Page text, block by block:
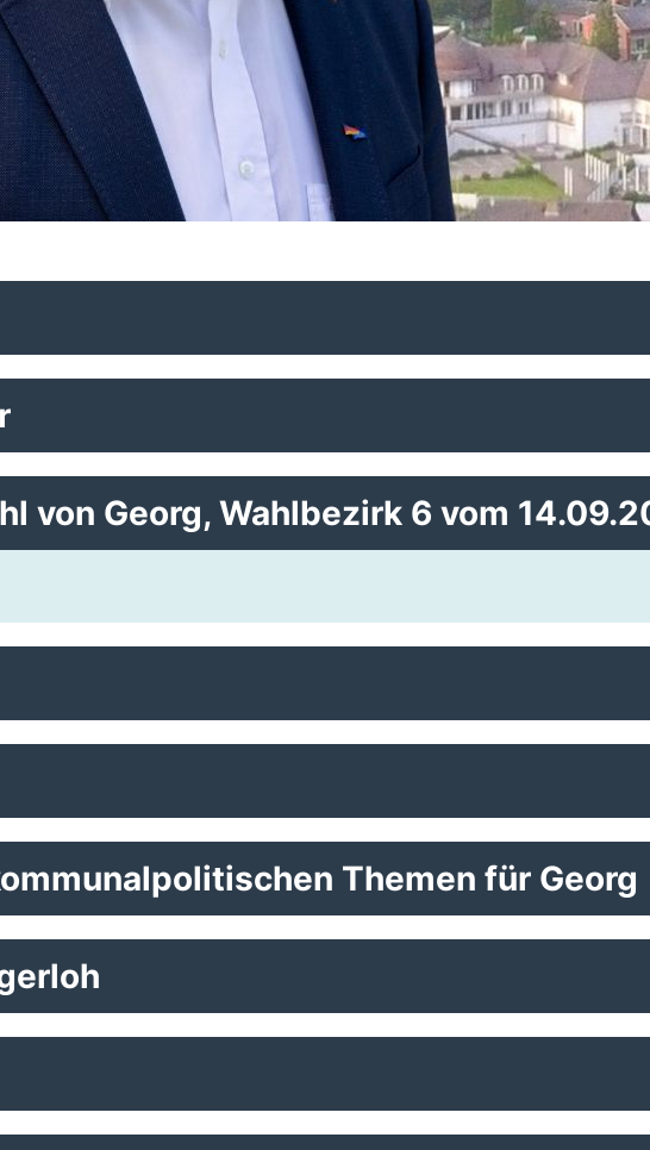
von Georg, Wahlbezirk 6 vom
Themen für Georg